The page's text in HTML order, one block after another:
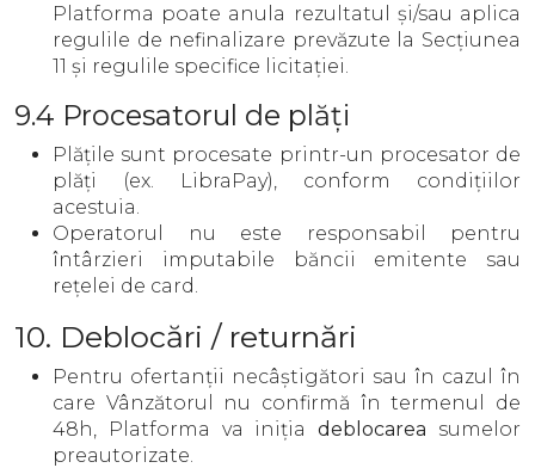
Platforma poate anula rezultatul și/sau aplica
regulile de nefinalizare prevăzute la Secțiunea
11 și regulile specifice licitației.
9.4 Procesatorul de plăți
Plățile sunt procesate printr-un procesator de
plăți (ex. LibraPay), conform condițiilor
acestuia.
Operatorul nu este responsabil pentru
întârzieri imputabile băncii emitente sau
rețelei de card.
10. Deblocări / returnări
Pentru ofertanții necâștigători sau în cazul în
care Vânzătorul nu confirmă în termenul de
48h, Platforma va inițiadeblocarea sumelor
preautorizate.